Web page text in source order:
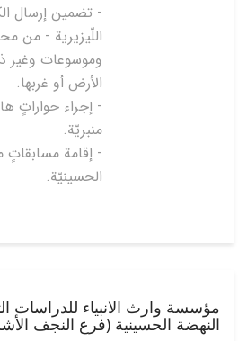
- تضمين إرسال
اللّيزيرية - من
وموسوعات وغير
الأرض أو غربها.
- إجراء حواراتٍ
منبريّة.
- إقامة مسابقاتٍ
الحسينيّة.
مؤسسة وارث الانبياء للدراسات
النهضة الحسينية (فرع النجف